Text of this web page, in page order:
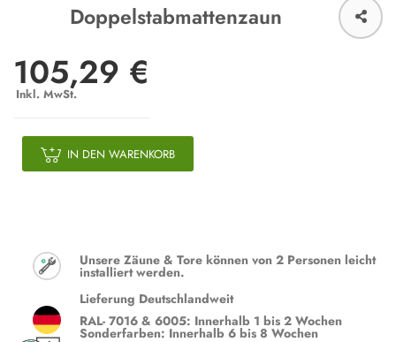
Doppelstabmattenzaun
105,29 €
Inkl. MwSt.
IN DEN WARENKORB
Unsere Zäune & Tore können von 2 Personen leicht
installiert werden.
Lieferung Deutschlandweit
RAL- 7016 & 6005: Innerhalb 1 bis 2 Wochen
Sonderfarben: Innerhalb 6 bis 8 Wochen